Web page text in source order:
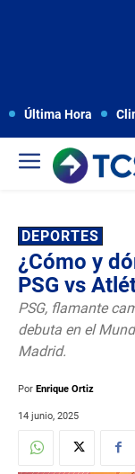
Última Hora
DEPORTES
¿Cómo y
PSG vs
PSG, flamante
debuta en el
Madrid.
Por Enrique Ortiz
14 junio, 2025